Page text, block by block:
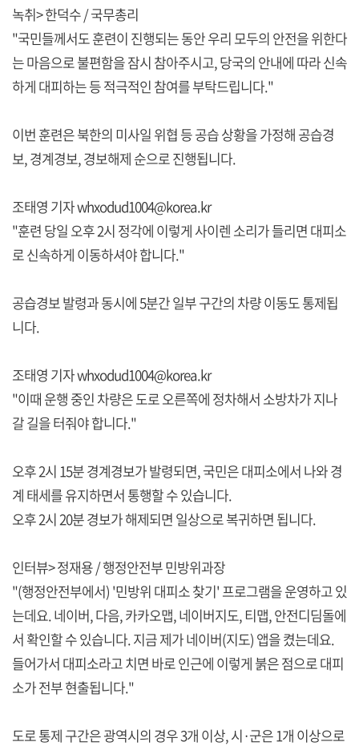
녹취> 한덕수 / 국무총리
"국민들께서도 훈련이 진행되는 동안 우리 모두의 안전을 위한다
는 마음으로 불편함을 잠시 참아주시고, 당국의 안내에 따라 신속
하게 대피하는 등 적극적인 참여를 부탁드립니다."
이번 훈련은 북한의 미사일 위협 등 공습 상황을 가정해 공습경
보, 경계경보, 경보해제 순으로 진행됩니다.
조태영 기자 whxodud1004@korea.kr
"훈련 당일 오후 2시 정각에 이렇게 사이렌 소리가 들리면 대피소
로 신속하게 이동하셔야 합니다."
공습경보 발령과 동시에 5분간 일부 구간의 차량 이동도 통제됩
니다.
조태영 기자 whxodud1004@korea.kr
"이때 운행 중인 차량은 도로 오른쪽에 정차해서 소방차가 지나
갈 길을 터줘야 합니다."
오후 2시 15분 경계경보가 발령되면, 국민은 대피소에서 나와 경
계 태세를 유지하면서 통행할 수 있습니다.
오후 2시 20분 경보가 해제되면 일상으로 복귀하면 됩니다.
인터뷰> 정재용 / 행정안전부 민방위과장
"(행정안전부에서) '민방위 대피소 찾기' 프로그램을 운영하고 있
는데요. 네이버, 다음, 카카오맵, 네이버지도, 티맵, 안전디딤돌에
서 확인할 수 있습니다. 지금 제가 네이버(지도) 앱을 켰는데요.
들어가서 대피소라고 치면 바로 인근에 이렇게 붉은 점으로 대피
소가 전부 현출됩니다."
도로 통제 구간은 광역시의 경우 3개 이상, 시·군은 1개 이상으로